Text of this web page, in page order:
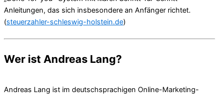
Anleitungen, das sich insbesondere an Anfänger richtet.
(steuerzahler-schleswig-holstein.de)
Wer ist Andreas Lang?
Andreas Lang ist im deutschsprachigen Online-Marketing-